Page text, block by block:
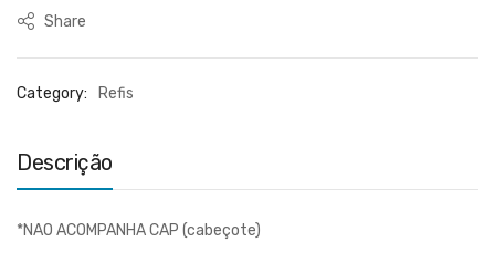
Share
Category: Refis
Descrição
*NAO ACOMPANHA CAP (cabeçote)